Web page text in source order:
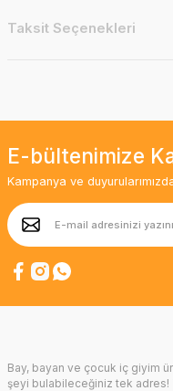
Taksit Seçenekleri
E-bültenimize
Kampanya ve
Bay, bayan ve çocuk iç giyim
şeyi bulabileceğiniz tek adres!